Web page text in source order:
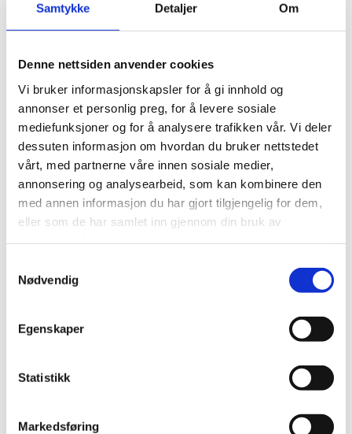
Samtykke Detaljer Om
Denne nettsiden anvender cookies
Vi bruker informasjonskapsler for å gi innhold og
annonser et personlig preg, for å levere sosiale
mediefunksjoner og for å analysere trafikken vår. Vi deler
dessuten informasjon om hvordan du bruker nettstedet
vårt, med partnerne våre innen sosiale medier,
annonsering og analysearbeid, som kan kombinere den
med annen informasjon du har gjort tilgjengelig for dem,
eller som de har samlet inn gjennom din bruk av
Nødvendig
Egenskaper
Statistikk
Markedsføring
E-post*
Melding